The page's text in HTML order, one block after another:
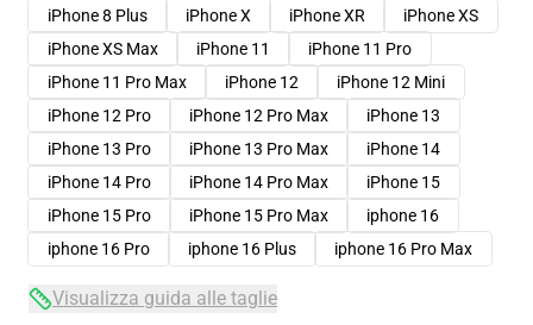
iPhone 8 Plus
iPhone X iPhone XR
iPhone XS
iPhone XS Max
iPhone 11
iPhone 11 Pro
iPhone 11 Pro Max
iPhone 12
iPhone 12 Mini
iPhone 12 Pro
iPhone 12 Pro Max
iPhone 13
iPhone 13 Pro
iPhone 13 Pro Max
iPhone 14
iPhone 14 Pro
iPhone 14 Pro Max
iPhone 15
iPhone 15 Pro
iPhone 15 Pro Max
iphone 16
iphone 16 Pro
iphone 16 Plus iphone 16 Pro Max
Visualizza guida alle taglie